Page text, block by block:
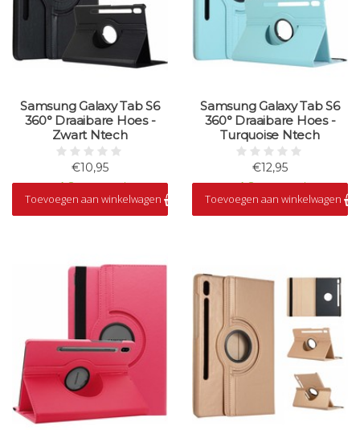
Samsung Galaxy Tab S6
360° Draaibare Hoes -
Zwart Ntech
€10,95
Op voorraad
Toevoegen aan winkelwagen
Samsung Galaxy Tab S6
360° Draaibare Hoes -
Turquoise Ntech
€12,95
Op voorraad
Toevoegen aan winkelwagen